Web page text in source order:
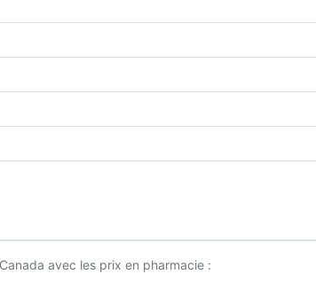
avec les prix en pharmacie :